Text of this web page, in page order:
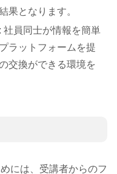
果となります。
: 社員同士が情報を簡単
ラットフォームを提
交換ができる環境を
には、受講者からのフ